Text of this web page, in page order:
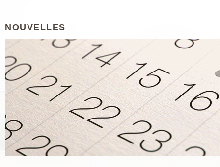
NOUVELLES